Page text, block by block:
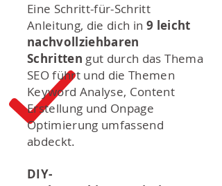
Eine Schritt-für-Schritt
Anleitung, die dich in 9 leicht
nachvollziehbaren
Schritten gut durch das Thema
SEO führt und die Themen
Keyword Analyse, Content
Erstellung und Onpage
Optimierung umfassend
abdeckt.
DIY-